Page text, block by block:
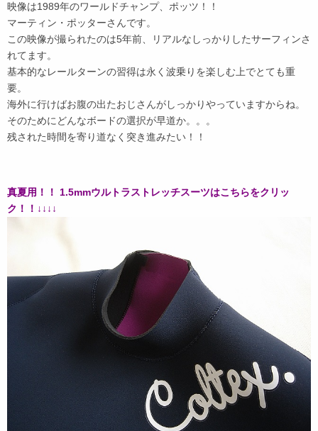
映像は1989年のワールドチャンプ、ポッツ！！
マーティン・ポッターさんです。
この映像が撮られたのは5年前、リアルなしっかりしたサーフィンさ
れてます。
基本的なレールターンの習得は永く波乗りを楽しむ上でとても重
要。
海外に行けばお腹の出たおじさんがしっかりやっていますからね。
そのためにどんなボードの選択が早道か。。。
残された時間を寄り道なく突き進みたい！！
真夏用！！ 1.5mmウルトラストレッチスーツはこちらをクリッ
ク！！↓↓↓↓